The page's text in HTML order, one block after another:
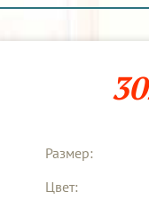
Размер:
Цвет: